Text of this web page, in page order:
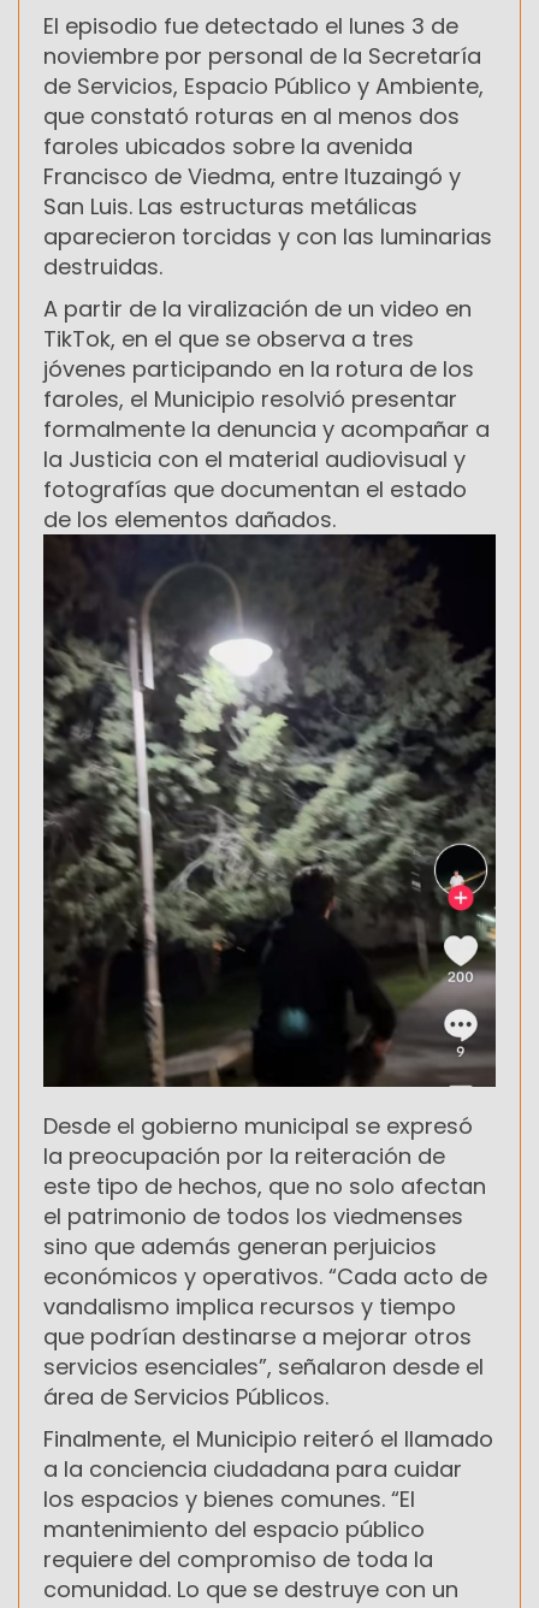
El episodio fue detectado el lunes 3 de
noviembre por personal de la Secretaría
de Servicios, Espacio Público y Ambiente,
que constató roturas en al menos dos
faroles ubicados sobre la avenida
Francisco de Viedma, entre Ituzaingó y
San Luis. Las estructuras metálicas
aparecieron torcidas y con las luminarias
destruidas.
A partir de la viralización de un video en
TikTok, en el que se observa a tres
jóvenes participando en la rotura de los
faroles, el Municipio resolvió presentar
formalmente la denuncia y acompañar a
la Justicia con el material audiovisual y
fotografías que documentan el estado
de los elementos dañados.
Desde el gobierno municipal se expresó
la preocupación por la reiteración de
este tipo de hechos, que no solo afectan
el patrimonio de todos los viedmenses
sino que además generan perjuicios
económicos y operativos. “Cada acto de
vandalismo implica recursos y tiempo
que podrían destinarse a mejorar otros
servicios esenciales”, señalaron desde el
área de Servicios Públicos.
Finalmente, el Municipio reiteró el llamado
a la conciencia ciudadana para cuidar
los espacios y bienes comunes. “El
mantenimiento del espacio público
requiere del compromiso de toda la
comunidad. Lo que se destruye con un